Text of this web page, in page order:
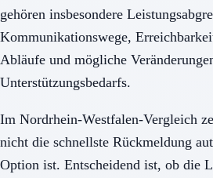
gehören insbesondere
Kommunikationswege,
Abläufe und mögliche
Unterstützungsbedarfs.
Im Nordrhein-Westfalen-Vergleich
nicht die schnellste Rückmeldung
Option ist. Entscheidend ist, ob die